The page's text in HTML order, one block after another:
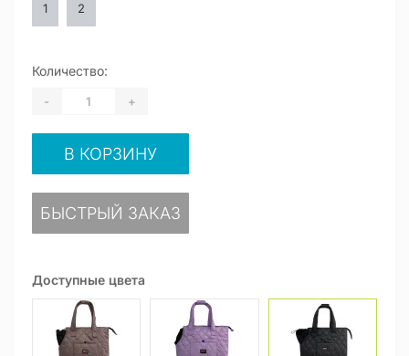
Доступные цвета
1 2
Количество:
- +
В КОРЗИНУ
БЫСТРЫЙ ЗАКАЗ